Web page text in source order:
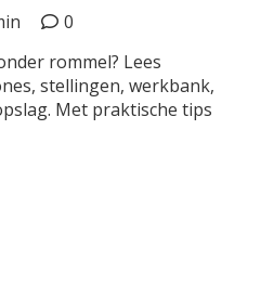
0
rommel? Lees
stellingen, werkbank,
Met praktische tips